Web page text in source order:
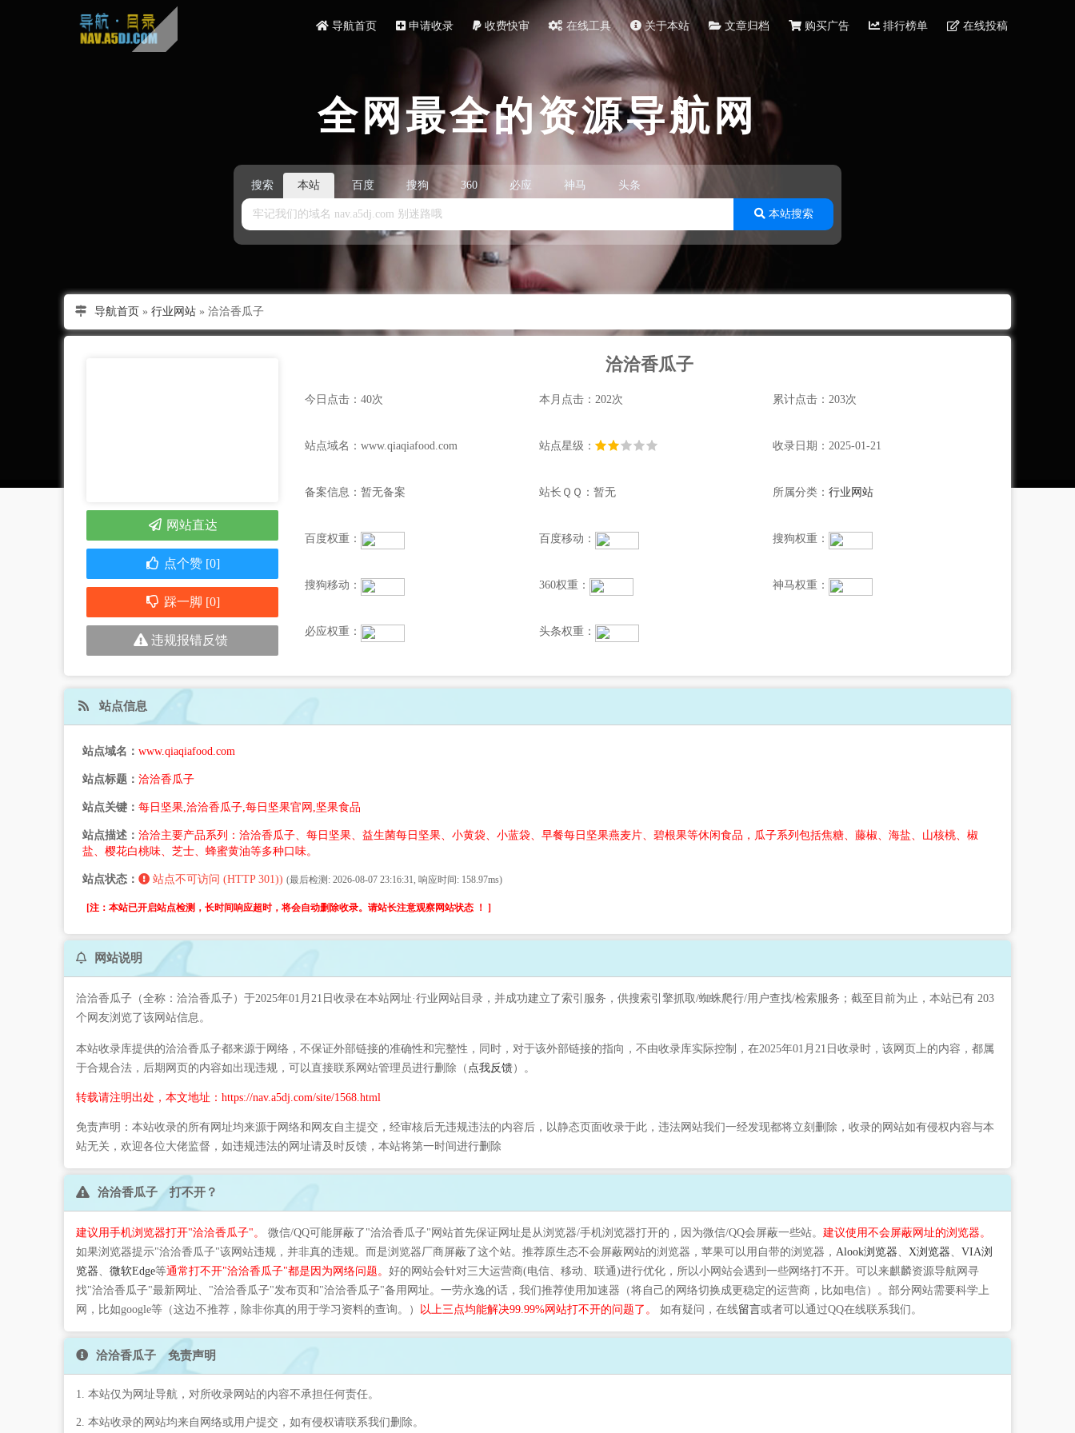
导航首页 申请收录 收费快审 在线工具 关于本站 文章归档 购买广告 排行榜单 在线投稿
全网最全的资源导航网
搜索 本站 百度 搜狗 360 必应 神马 头条
本站搜索
导航首页 » 行业网站» 洽洽香瓜子
洽洽香瓜子
今日点击：40次 本月点击：202次 累计点击：203次
站点域名：www.qiaqiafood.com 站点星级： 收录日期：2025-01-21
备案信息：暂无备案 站长ＱＱ：暂无 所属分类：行业网站
百度权重： 百度移动： 搜狗权重：
搜狗移动： 360权重： 神马权重：
必应权重： 头条权重：
网站直达
点个赞 [0]
踩一脚 [0]
违规报错反馈
站点信息
站点域名： www.qiaqiafood.com
站点标题： 洽洽香瓜子
站点关键： 每日坚果,洽洽香瓜子,每日坚果官网,坚果食品
站点描述： 洽洽主要产品系列：洽洽香瓜子、每日坚果、益生菌每日坚果、小黄袋、小蓝袋、早餐每日坚果燕麦片、碧根果等休闲食品，瓜子系列包括焦糖、藤椒、海盐、山核桃、椒
盐、樱花白桃味、芝士、蜂蜜黄油等多种口味。
站点状态： 站点不可访问 (HTTP 301)) (最后检测: 2026-08-07 23:16:31, 响应时间: 158.97ms)
[注：本站已开启站点检测，长时间响应超时，将会自动删除收录。请站长注意观察网站状态 ！ ]
网站说明
洽洽香瓜子（全称：洽洽香瓜子）于2025年01月21日收录在本站网址·行业网站目录，并成功建立了索引服务，供搜索引擎抓取/蜘蛛爬行/用户查找/检索服务；截至目前为止，本站已有 203
个网友浏览了该网站信息。
本站收录库提供的洽洽香瓜子都来源于网络，不保证外部链接的准确性和完整性，同时，对于该外部链接的指向，不由收录库实际控制，在2025年01月21日收录时，该网页上的内容，都属
于合规合法，后期网页的内容如出现违规，可以直接联系网站管理员进行删除（ 点我反馈）。
转载请注明出处，本文地址：https://nav.a5dj.com/site/1568.html
免责声明：本站收录的所有网址均来源于网络和网友自主提交，经审核后无违规违法的内容后，以静态页面收录于此，违法网站我们一经发现都将立刻删除，收录的网站如有侵权内容与本
站无关，欢迎各位大佬监督，如违规违法的网址请及时反馈，本站将第一时间进行删除
洽洽香瓜子 打不开？
建议用手机浏览器打开"洽洽香瓜子"。 微信/QQ可能屏蔽了"洽洽香瓜子"网站首先保证网址是从浏览器/手机浏览器打开的，因为微信/QQ会屏蔽一些站。 建议使用不会屏蔽网址的浏览器。
如果浏览器提示"洽洽香瓜子"该网站违规，并非真的违规。而是浏览器厂商屏蔽了这个站。推荐原生态不会屏蔽网站的浏览器，苹果可以用自带的浏览器， Alook浏览器、 X浏览器、 VIA浏
览器、 微软Edge等通常打不开"洽洽香瓜子"都是因为网络问题。 好的网站会针对三大运营商(电信、移动、联通)进行优化，所以小网站会遇到一些网络打不开。可以来麒麟资源导航网寻
找"洽洽香瓜子"最新网址、"洽洽香瓜子"发布页和"洽洽香瓜子"备用网址。一劳永逸的话，我们推荐使用加速器（将自己的网络切换成更稳定的运营商，比如电信）。部分网站需要科学上
网，比如google等（这边不推荐，除非你真的用于学习资料的查询。） 以上三点均能解决99.99%网站打不开的问题了。 如有疑问，在线留言或者可以通过QQ在线联系我们。
洽洽香瓜子 免责声明
1. 本站仅为网址导航，对所收录网站的内容不承担任何责任。
2. 本站收录的网站均来自网络或用户提交，如有侵权请联系我们删除。